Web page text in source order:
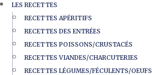
LES RECETTES
RECETTES APÉRITIFS
RECETTES DES ENTRÉES
RECETTES POISSONS/CRUSTACÉS
RECETTES VIANDES/CHARCUTERIES
RECETTES LÉGUMES/FÉCULENTS/OEUFS